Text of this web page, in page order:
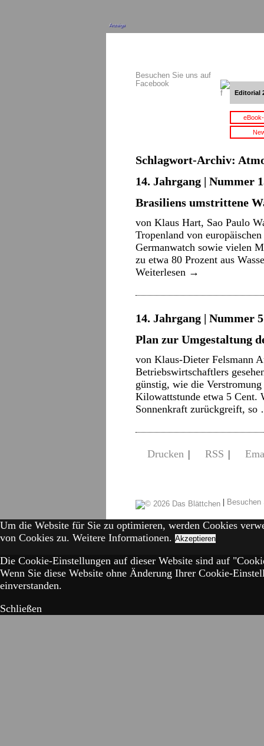
Anzeige
Besuchen Sie uns auf
Facebook
Editorial
Schlagwort-Archiv:
14. Jahrgang | Nummer
Brasiliens umstrittene
von Klaus Hart, Sao Paulo
Tropenland von
Germanwatch sowie vielen
zu etwa 80 Prozent aus
Weiterlesen →
14. Jahrgang | Nummer
Plan zur Umgestaltung
von Klaus-Dieter Felsmann
Betriebswirtschaftlers
günstig, wie die
Kilowattstunde etwa 5 Cent.
Sonnenkraft zurückgreift,
Drucken | RSS |
|
Um die Website für Sie zu optimieren, werden Cookies
von Cookies zu. Weitere Informationen. Akzeptieren
Die Cookie-Einstellungen auf dieser Website sind auf
Wenn Sie diese Website ohne Änderung Ihrer Cookie-
einverstanden.
Schließen